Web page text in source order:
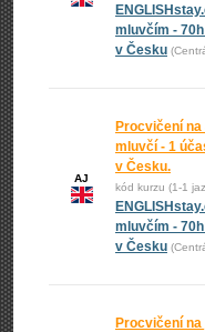
mluvčím -
v Česku
AJ
Procvičení na
mluvčí - 1
v Česku.
kód kurzu (1-1
mluvčím -
v Česku
Procvičení